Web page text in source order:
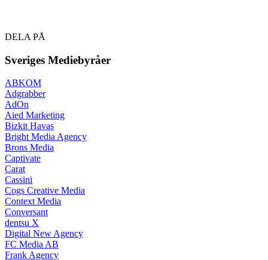
DELA PÅ
Sveriges Mediebyråer
ABKOM
Adgrabber
AdOn
Aied Marketing
Bizkit Havas
Bright Media Agency
Brons Media
Captivate
Carat
Cassini
Cogs Creative Media
Context Media
Conversant
dentsu X
Digital New Agency
FC Media AB
Frank Agency